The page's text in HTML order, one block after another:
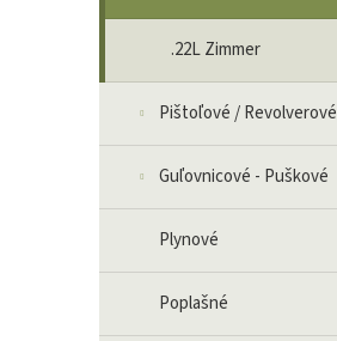
.22L Zimmer
Pištoľové / Revolverové
Guľovnicové - Puškové
Plynové
Poplašné